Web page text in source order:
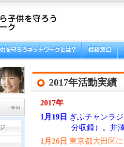
2017年活動実績
2017年
1月19日 ぎふチャンラ
分収録）。井
1月26日 東京都大田区